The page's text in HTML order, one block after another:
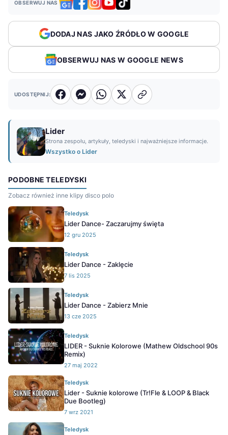
OBSERWUJ NAS
DODAJ NAS JAKO ŹRÓDŁO W GOOGLE
OBSERWUJ NAS W GOOGLE NEWS
UDOSTĘPNIJ:
Lider
Strona zespołu, artykuły, teledyski i najważniejsze informacje.
Wszystko o Lider
PODOBNE TELEDYSKI
Zobacz również inne klipy disco polo
Teledysk
Lider Dance- Zaczarujmy święta
12 gru 2025
Teledysk
Lider Dance - Zaklęcie
7 lis 2025
Teledysk
Lider Dance - Zabierz Mnie
13 cze 2025
Teledysk
LIDER - Suknie Kolorowe (Mathew Oldschool 90s
Remix)
27 maj 2022
Teledysk
Lider - Suknie kolorowe (Tr!Fle & LOOP & Black
Due Bootleg)
7 wrz 2021
Teledysk